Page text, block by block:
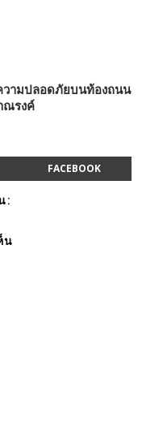
วามปลอดภัยบนท้องถนน
ณรงค์
FACEBOOK
:
น